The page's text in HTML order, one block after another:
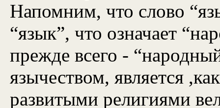
Напомним, что слово
“язык”, что означает
прежде всего -
язычеством, является
развитыми религиями